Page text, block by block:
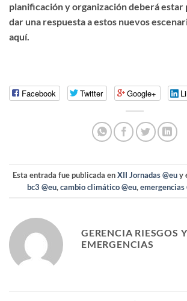
planificación y organización deberá estar
dar una respuesta a estos nuevos
aquí.
Facebook Twitter Google+
Esta entrada fue publicada enXII Jornadas @euy
bc3 @eu,cambio climático @eu,emergencias
GERENCIA RIESGOS Y
EMERGENCIAS